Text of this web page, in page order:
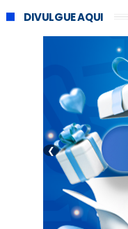
DIVULGUE AQUI
❮